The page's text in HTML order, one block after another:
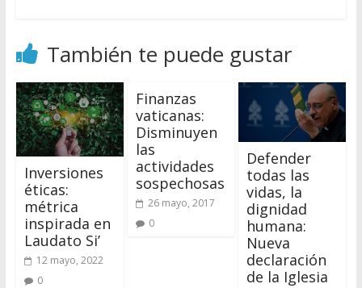
También te puede gustar
Inversiones
éticas:
métrica
inspirada en
Laudato Si’
12 mayo, 2022
0
Finanzas
vaticanas:
Disminuyen
las
actividades
sospechosas
26 mayo, 2017
0
Defender
todas las
vidas, la
dignidad
humana:
Nueva
declaración
de la Iglesia